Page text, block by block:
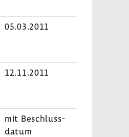
05.03.2011
12.11.2011
mit Beschluss­
datum